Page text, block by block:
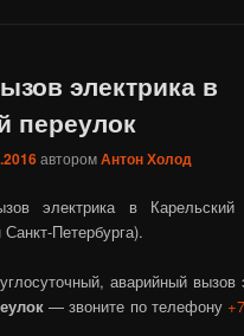
электрика в
переулок
авторомАнтон Холод
электрика в Карельский
Петербурга).
аварийный вызов
— звоните по телефону